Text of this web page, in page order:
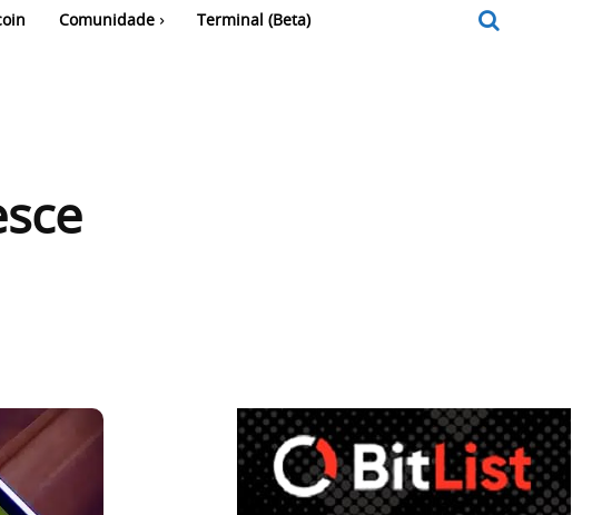
Comunidade Terminal (Beta)